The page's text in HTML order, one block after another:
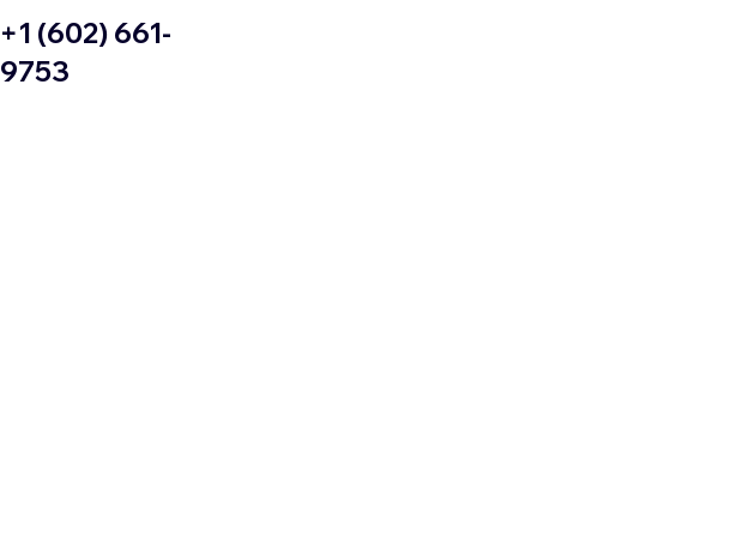
+1 (602) 661-
9753